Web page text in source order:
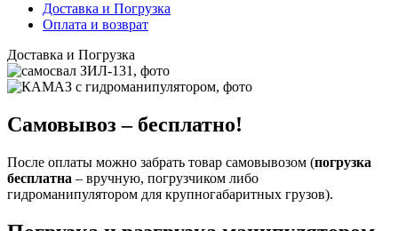
Доставка и Погрузка
Оплата и возврат
Доставка и Погрузка
Самовывоз – бесплатно!
После оплаты можно забрать товар самовывозом (погрузка
бесплатна – вручную, погрузчиком либо
гидроманипулятором для крупногабаритных грузов).